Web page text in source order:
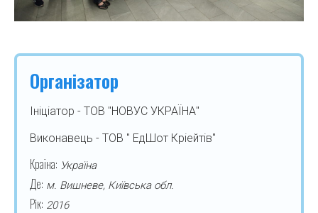
Організатор
Ініціатор - ТОВ "НОВУС УКРАЇНА"
Виконавець - ТОВ " ЕдШот Кріейтів"
Країна: Україна
Де: м. Вишневе, Київська обл.
Рік: 2016